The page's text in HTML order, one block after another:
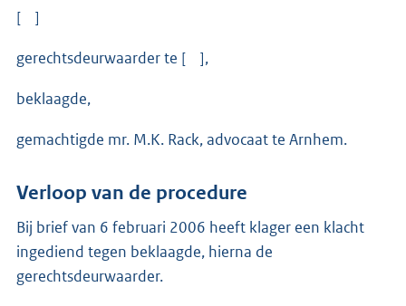
[ ]
gerechtsdeurwaarder te [ ],
beklaagde,
gemachtigde mr. M.K. Rack, advocaat te Arnhem.
Verloop van de procedure
Bij brief van 6 februari 2006 heeft klager een klacht
ingediend tegen beklaagde, hierna de
gerechtsdeurwaarder.